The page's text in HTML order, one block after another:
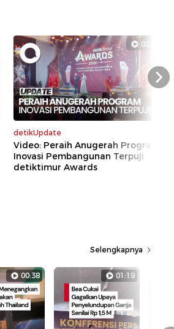
05:29
detikUpdate
Video: Peraih Anugerah Program
Inovasi Pembangunan Terpuji
detiktimur Awards
Next
Selengkapnya
00:38 01:19